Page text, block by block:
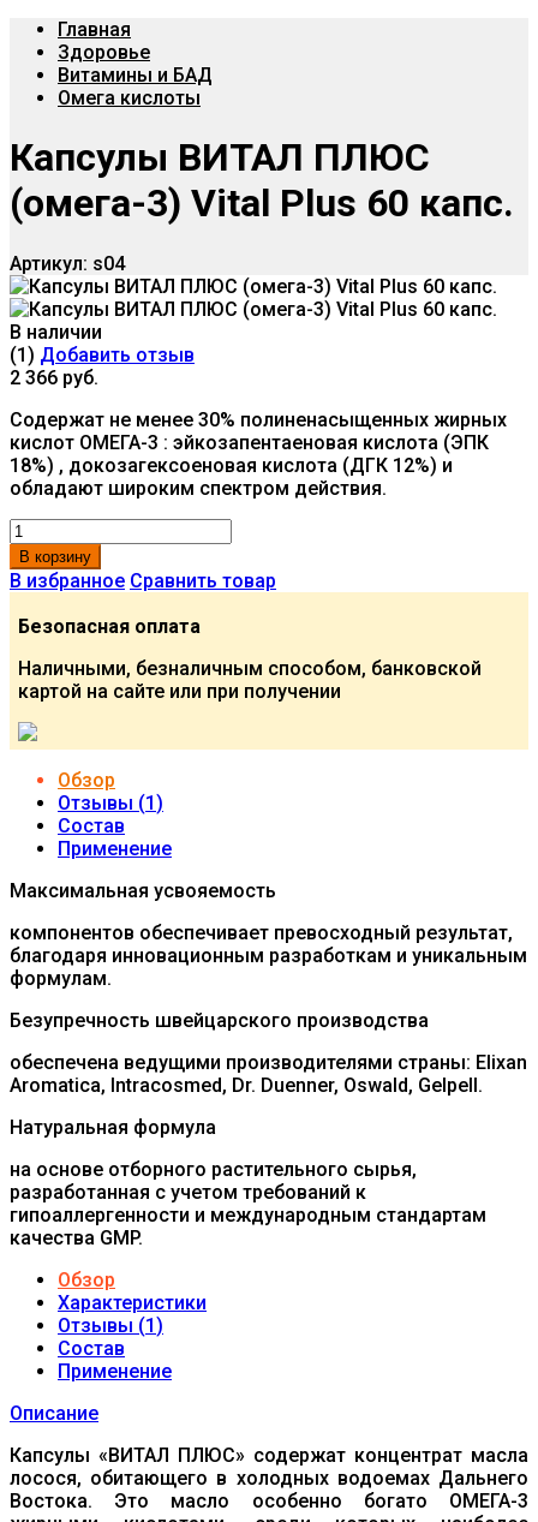
Главная
Здоровье
Витамины и БАД
Омега кислоты
Капсулы ВИТАЛ ПЛЮС
(омега-3) Vital Plus 60 капс.
Артикул: s04
В наличии
(1) Добавить отзыв
2 366 руб.
Содержат не менее 30% полиненасыщенных жирных
кислот ОМЕГА-3 : эйкозапентаеновая кислота (ЭПК
18%) , докозагексоеновая кислота (ДГК 12%) и
обладают широким спектром действия.
В корзину
В избранное Сравнить товар
Безопасная оплата
Наличными, безналичным способом, банковской
картой на сайте или при получении
Обзор
Отзывы (1)
Состав
Применение
Максимальная усвояемость
компонентов обеспечивает превосходный результат,
благодаря инновационным разработкам и уникальным
формулам.
Безупречность швейцарского производства
обеспечена ведущими производителями страны: Elixan
Aromatica, Intracosmed, Dr. Duenner, Oswald, Gelpell.
Натуральная формула
на основе отборного растительного сырья,
разработанная с учетом требований к
гипоаллергенности и международным стандартам
качества GMP.
Обзор
Характеристики
Отзывы (1)
Состав
Применение
Описание
Капсулы «ВИТАЛ ПЛЮС» содержат концентрат масла
лосося, обитающего в холодных водоемах Дальнего
Востока. Это масло особенно богато ОМЕГА-3